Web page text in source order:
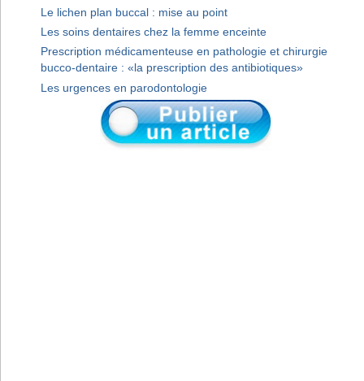
Le lichen plan buccal : mise au point
Les soins dentaires chez la femme enceinte
Prescription médicamenteuse en pathologie et chirurgie
bucco-dentaire : «la prescription des antibiotiques»
Les urgences en parodontologie